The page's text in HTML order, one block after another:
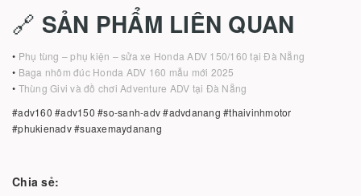
🔗 SẢN PHẨM LIÊN QUAN
• Phụ tùng – phụ kiện – sửa xe Honda ADV 150/160 tại Đà Nẵng
• Baga nhôm đúc Honda ADV 160 mẫu mới 2025
• Thùng Givi và đồ chơi Adventure ADV tại Đà Nẵng
#adv160 #adv150 #so-sanh-adv #advdanang #thaivinhmotor
#phukienadv #suaxemaydanang
Chia sẻ: